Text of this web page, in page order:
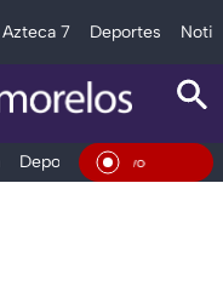
Azteca 7 Deportes
Deportes Espectáculos
En